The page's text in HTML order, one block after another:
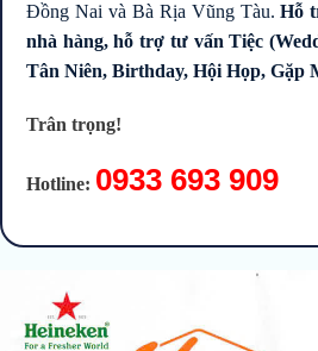
Đồng Nai và Bà Rịa Vũng Tàu.Hỗ
nhà hàng, hỗ trợ tư vấn Tiệc
Tân Niên, Birthday, Hội Họp, Gặp
Trân trọng!
Hotline: 0933 693 909